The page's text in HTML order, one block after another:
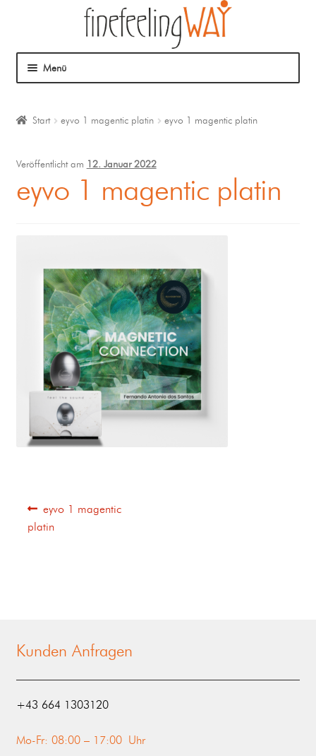
Menü
Start eyvo 1 magentic platin eyvo 1 magentic platin
Veröffentlicht am 12. Januar 2022
eyvo 1 magentic platin
eyvo 1 magentic
platin
Kunden Anfragen
‭+43 664 1303120‬
Mo-Fr: 08:00 – 17:00 Uhr